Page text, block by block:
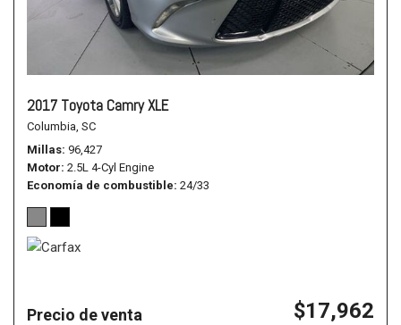
2017 Toyota Camry XLE
Columbia, SC
Millas 96,427
Motor 2.5L 4-Cyl Engine
Economía de combustible 24/33
Precio de venta $17,962